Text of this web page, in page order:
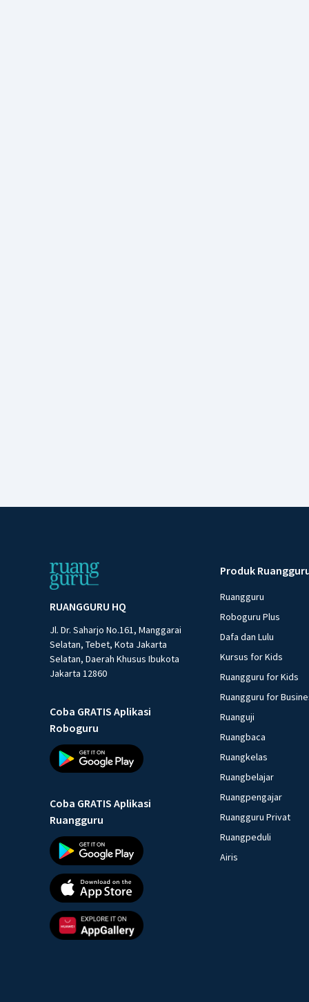
RUANGGURU HQ
Jl. Dr. Saharjo No.161, Manggarai
Selatan, Tebet, Kota Jakarta
Selatan, Daerah Khusus Ibukota
Jakarta 12860
Coba GRATIS Aplikasi
Roboguru
Coba GRATIS Aplikasi
Ruangguru
Produk
Ruangguru
Roboguru Plus
Dafa dan Lulu
Kursus for Kids
Ruangguru for Kids
Ruangguru for
Ruanguji
Ruangbaca
Ruangkelas
Ruangbelajar
Ruangpengajar
Ruangguru Privat
Ruangpeduli
Airis